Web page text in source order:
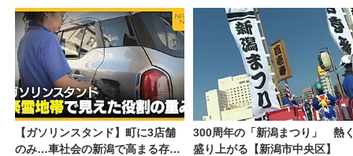
【ガソリンスタンド】町に3店舗
のみ…車社会の新潟で高まる存在
300周年の「新潟まつり」 熱
盛り上がる【新潟市中央区】